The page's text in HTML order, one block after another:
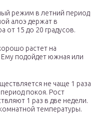
режим в летний период
алоэ держат в
от 15 до 20 градусов.
растет на
подойдет южная или
не чаще 1 раза
покоя. Рост
1 раз в две недели.
температуры.